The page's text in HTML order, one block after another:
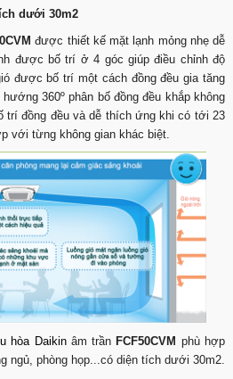
dưới 30m2
được thiết kế mặt lạnh mỏng nhẹ dễ
được bố trí ở 4 góc giúp điều chỉnh độ
được bố trí một cách đồng đều gia tăng
360º phân bố đồng đều khắp không
trí đồng đều và dễ thích ứng khi có tới 23
với từng không gian khác biệt.
hòa Daikinâm trần FCF50CVM phù hợp
ngủ, phòng họp...có diện tích dưới 30m2.